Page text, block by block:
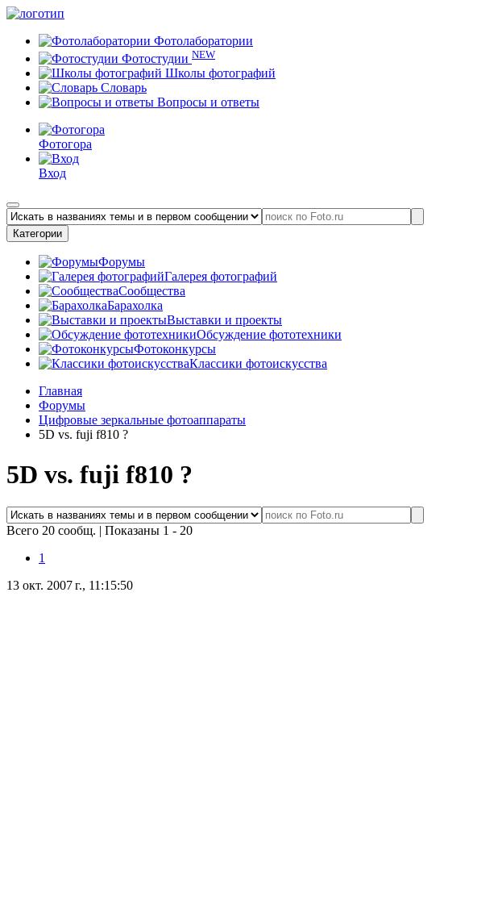
Фотолаборатории
Фотостудии NEW
Школы фотографий
Словарь
Вопросы и ответы
Фотогора
Вход
Категории
Форумы
Галерея фотографий
Сообщества
Барахолка
Выставки и проекты
Обсуждение фототехники
Фотоконкурсы
Классики фотоискусства
Главная
Форумы
Цифровые зеркальные фотоаппараты
5D vs. fuji f810 ?
5D vs. fuji f810 ?
Всего 20 сообщ. | Показаны 1 - 20
1
13 окт. 2007 г., 11:15:50